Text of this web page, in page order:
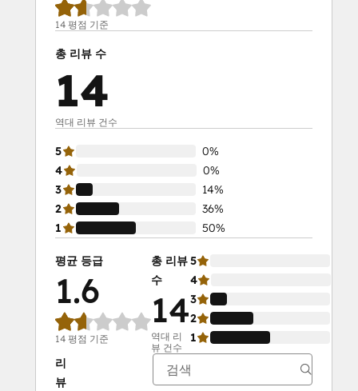
14 평점 기준
총 리뷰 수
14
역대 리뷰 건수
5
0%
4
0%
3
14%
2
36%
1
50%
평균 등급
1.6
14 평점 기준
총 리뷰
수
14
역대 리
뷰 건수
5
4
3
2
1
리
뷰